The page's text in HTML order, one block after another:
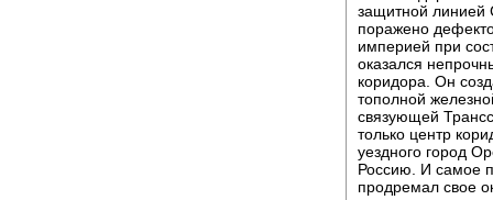
защитной линией
поражено
империей при
оказался
коридора. Он
тополной
связующей
только центр
уездного город
Россию. И самое
продремал свое